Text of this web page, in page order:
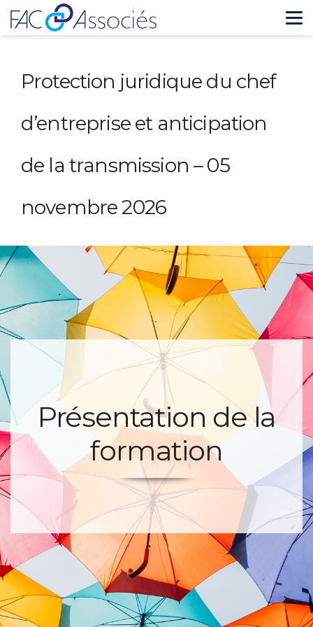
Protection juridique du chef
d’entreprise et anticipation
de la transmission – 05
novembre 2026
Présentation de la
formation